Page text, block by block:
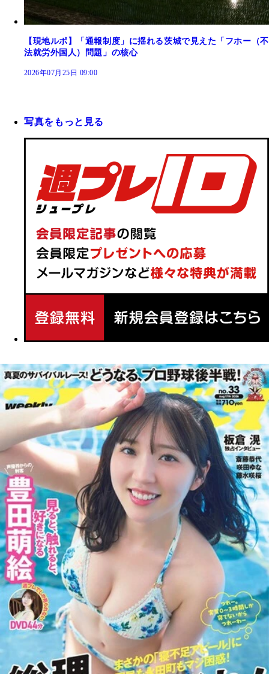
【現地ルポ】「通報制度」に揺れる茨城で見えた「フホー（不
法就労外国人）問題」の核心
2026年07月25日 09:00
写真をもっと見る